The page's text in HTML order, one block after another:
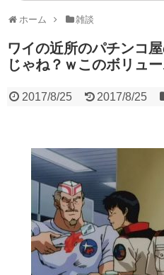
いヤバいか教えて？...
ホーム 雑談
ワイの近所のパチンコ
じゃね？ｗこのボリュ
2017/8/25 2017/8/25